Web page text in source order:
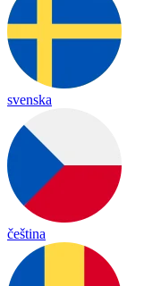
svenska
čeština